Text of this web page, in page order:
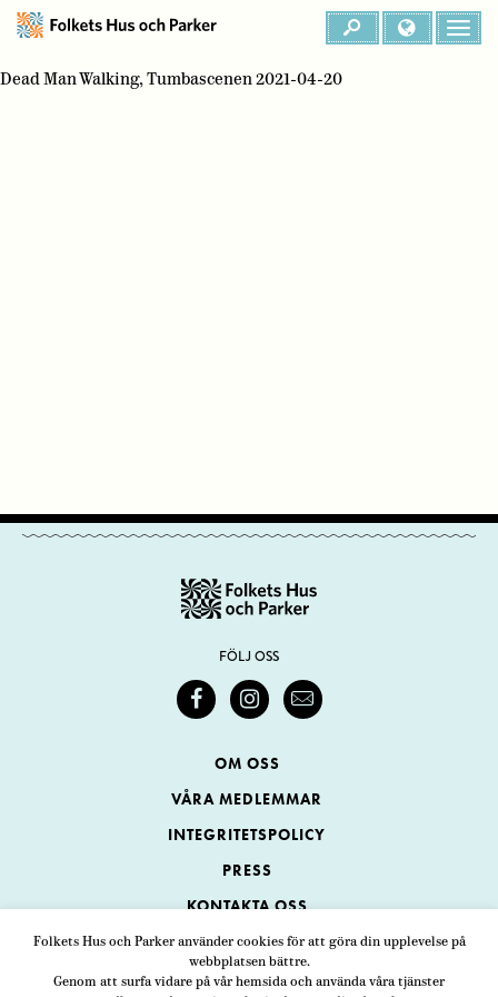
Folkets Hus och Parker använder cookies för att göra din upplevelse på
webbplatsen bättre.
Genom att surfa vidare på vår hemsida och använda våra tjänster
Dead Man Walking, Tumbascenen 2021-04-20
FÖLJ OSS
OM OSS
VÅRA MEDLEMMAR
INTEGRITETSPOLICY
PRESS
KONTAKTA OSS
Folkets Hus och Parker